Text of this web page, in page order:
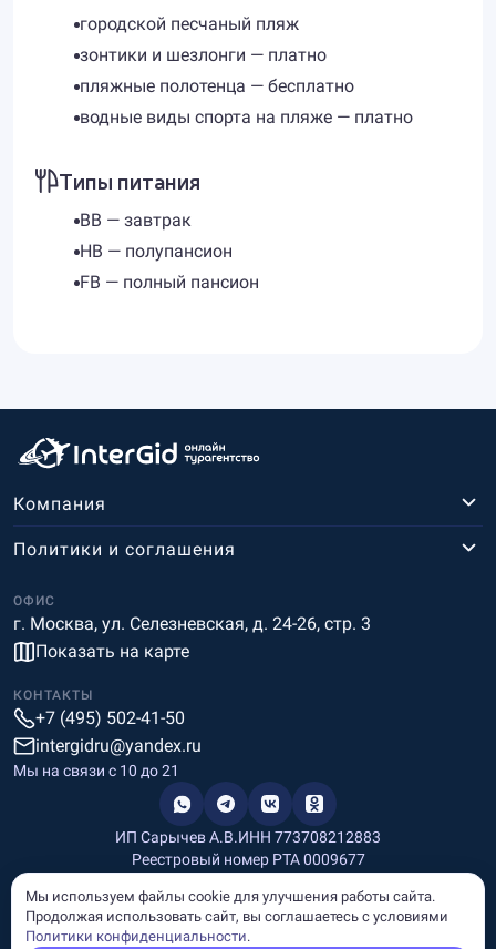
городской песчаный пляж
зонтики и шезлонги — платно
пляжные полотенца — бесплатно
водные виды спорта на пляже — платно
Типы питания
BB — завтрак
HB — полупансион
FB — полный пансион
Компания
ОФИС
г. Москва, ул. Селезневская, д. 24-26, стр. 3
Показать на карте
Политики и соглашения
КОНТАКТЫ
+7 (495) 502-41-50
intergidru@yandex.ru
Мы на связи c 10 до 21
ИП Сарычев А.В.ИНН 773708212883
Реестровый номер РТА 0009677
Информация, размещённая на сайте, носит информационный
характер и не является рекламой и публичной офертой.
Мы используем файлы cookie для улучшения работы сайта.
Продолжая использовать сайт, вы соглашаетесь с условиями
Политики конфиденциальности.